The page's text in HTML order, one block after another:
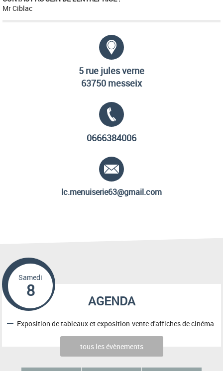
Mr Ciblac
5 rue jules verne
63750 messeix
0666384006
lc.menuiserie63@gmail.com
AGENDA
Samedi
8
Exposition de tableaux et exposition-vente d'affiches de cinéma
tous les évènements